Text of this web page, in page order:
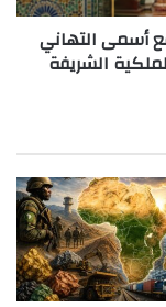
أسمى التهاني
الشريفة